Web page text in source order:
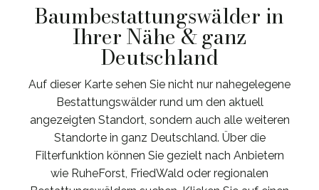
Baumbestattungswälder in
Ihrer Nähe & ganz
Deutschland
Auf dieser Karte sehen Sie nicht nur nahegelegene
Bestattungswälder rund um den aktuell
angezeigten Standort, sondern auch alle weiteren
Standorte in ganz Deutschland. Über die
Filterfunktion können Sie gezielt nach Anbietern
wie RuheForst, FriedWald oder regionalen